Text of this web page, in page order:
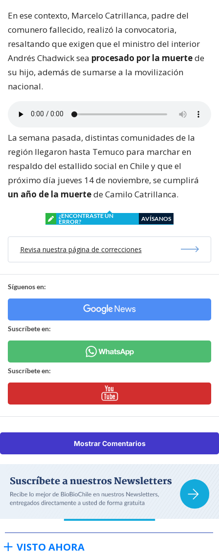
En ese contexto, Marcelo Catrillanca, padre del
comunero fallecido, realizó la convocatoria,
resaltando que exigen que el ministro del interior
Andrés Chadwick sea procesado por la muertede
su hijo, además de sumarse a la movilización
nacional.
La semana pasada, distintas comunidades de la
región llegaron hasta Temuco para marchar en
respaldo del estallido social en Chile y que el
próximo día jueves 14 de noviembre, se cumplirá
un año de la muertede Camilo Catrillanca.
¿ENCONTRASTE UN
ERROR?
AVÍSANOS
Revisa nuestra página de correcciones
Síguenos en:
Suscríbete en:
Suscríbete en:
Mostrar Comentarios
VISTO AHORA